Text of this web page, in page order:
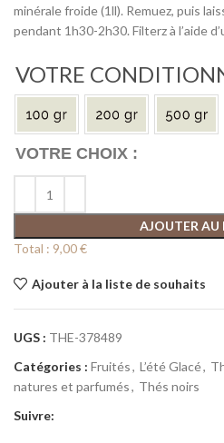
minérale froide (1ll). Remuez, puis
pendant 1h30-2h30. Filterz à l’aide
VOTRE
AJOUTER AU
Total : 9,00 €
Ajouter à la liste de souhaits
UGS : THE-378489
Catégories : Fruités, L’été Glacé,
natures et parfumés, Thés noirs
Suivre: